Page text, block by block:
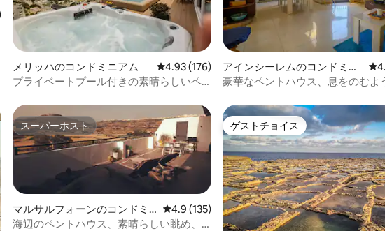
件、5つ星中4.97つ星の平均評価
メリッハのコンドミニアム レビュー176件、5つ星中4.93つ星の平均評価
4.93 (176)
プライベートプール付きの素晴らしいペ
アインシーレムのコンドミニ
アム
レ
豪華なペントハウス、息をのむよ
スーパーホスト
スーパーホスト
マルサルフォーンのコンドミ
ニアム
レビュー135件、5つ星中4.9つ星の平均評価
4.9 (135)
海辺のペントハウス、素晴らしい眺め、
ゲストチョイス
ゲストチョイス